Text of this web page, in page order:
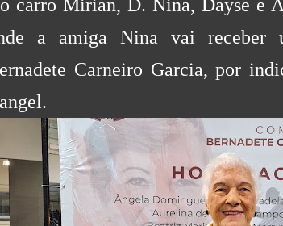
carro Mirian, D. Nina, Dayse e
a amiga Nina vai receber
Carneiro Garcia, por